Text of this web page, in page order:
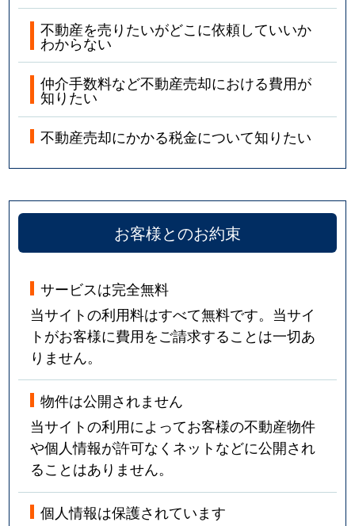
不動産を売りたいがどこに依頼していいか
わからない
仲介手数料など不動産売却における費用が
知りたい
不動産売却にかかる税金について知りたい
お客様とのお約束
サービスは完全無料
当サイトの利用料はすべて無料です。当サイ
トがお客様に費用をご請求することは一切あ
りません。
物件は公開されません
当サイトの利用によってお客様の不動産物件
や個人情報が許可なくネットなどに公開され
ることはありません。
個人情報は保護されています